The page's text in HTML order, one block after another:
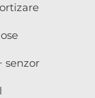
senzor